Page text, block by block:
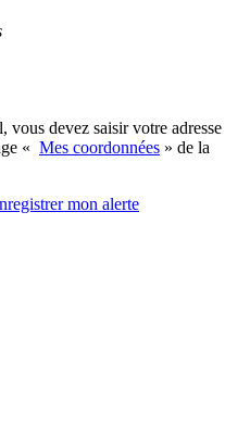
vous devez saisir votre adresse
« Mes coordonnées » de la
mon alerte